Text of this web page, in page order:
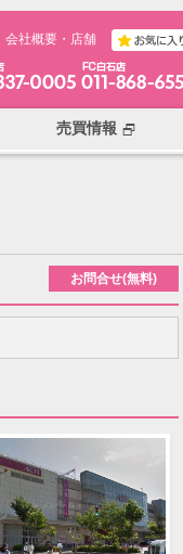
会社概要・店舗
売買情報
お問合せ(無料)